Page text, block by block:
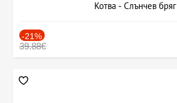
Котва - Слънчев бряг
-21%
39.88€